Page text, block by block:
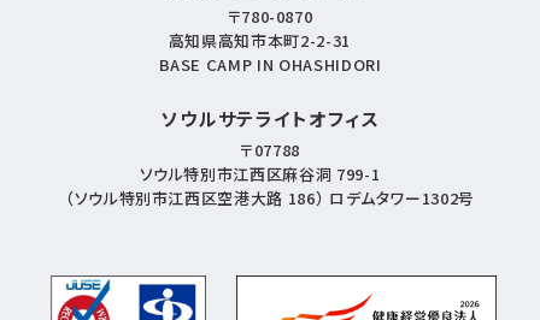
〒780-0870
高知県高知市本町2-2-31
BASE CAMP IN OHASHIDORI
ソウルサテライトオフィス
〒07788
ソウル特別市江西区麻谷洞 799-1
（ソウル特別市江西区空港大路 186） ロデムタワー1302号